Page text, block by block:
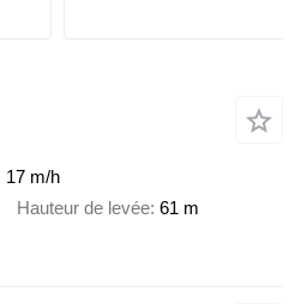
17 m/h
Hauteur de levée 61 m